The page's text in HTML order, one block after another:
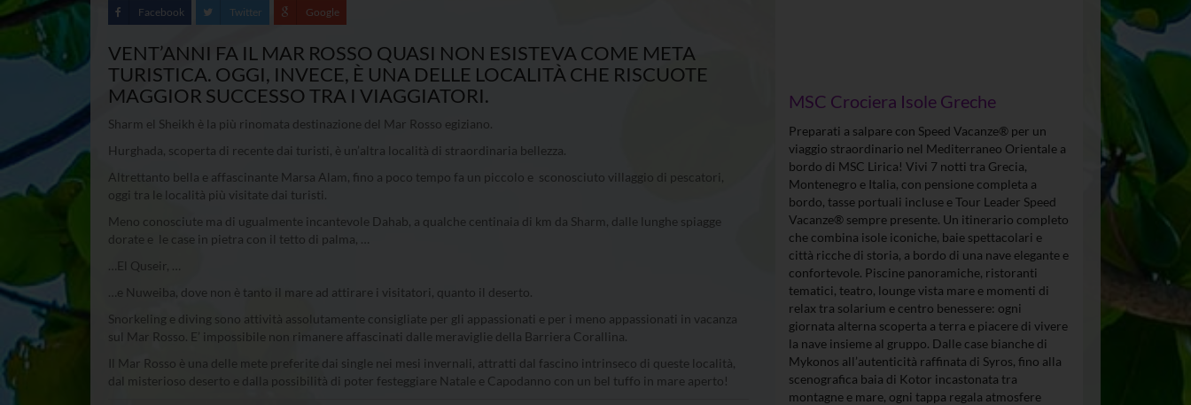
Facebook Twitter Google
VENT’ANNI FA IL MAR ROSSO QUASI NON ESISTEVA COME META
TURISTICA. OGGI, INVECE, È UNA DELLE LOCALITÀ CHE RISCUOTE
MAGGIOR SUCCESSO TRA I VIAGGIATORI.
Sharm el Sheikh è la più rinomata destinazione del Mar Rosso egiziano.
Hurghada, scoperta di recente dai turisti, è un’altra località di straordinaria bellezza.
Altrettanto bella e affascinante Marsa Alam, fino a poco tempo fa un piccolo e sconosciuto villaggio di pescatori,
oggi tra le località più visitate dai turisti.
Meno conosciute ma di ugualmente incantevole Dahab, a qualche centinaia di km da Sharm, dalle lunghe spiagge
dorate e le case in pietra con il tetto di palma, …
…El Quseir, …
…e Nuweiba, dove non è tanto il mare ad attirare i visitatori, quanto il deserto.
Snorkeling e diving sono attività assolutamente consigliate per gli appassionati e per i meno appassionati in vacanza
sul Mar Rosso. E’ impossibile non rimanere affascinati dalle meraviglie della Barriera Corallina.
Il Mar Rosso è una delle mete preferite dai single nei mesi invernali, attratti dal fascino intrinseco di queste località,
dal misterioso deserto e dalla possibilità di poter festeggiare Natale e Capodanno con un bel tuffo in mare aperto!
MSC Crociera Isole Greche
Preparati a salpare con Speed Vacanze® per un
viaggio straordinario nel Mediterraneo Orientale a
bordo di MSC Lirica! Vivi 7 notti tra Grecia,
Montenegro e Italia, con pensione completa a
bordo, tasse portuali incluse e Tour Leader Speed
Vacanze® sempre presente. Un itinerario completo
che combina isole iconiche, baie spettacolari e
città ricche di storia, a bordo di una nave elegante e
confortevole. Piscine panoramiche, ristoranti
tematici, teatro, lounge vista mare e momenti di
relax tra solarium e centro benessere: ogni
giornata alterna scoperta a terra e piacere di vivere
la nave insieme al gruppo. Dalle case bianche di
Mykonos all’autenticità raffinata di Syros, fino alla
scenografica baia di Kotor incastonata tra
montagne e mare, ogni tappa regala atmosfere